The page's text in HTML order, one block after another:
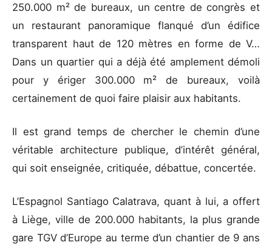
250.000 m² de bureaux, un centre de congrès et
un restaurant panoramique flanqué d’un édifice
transparent haut de 120 mètres en forme de V…
Dans un quartier qui a déjà été amplement démoli
pour y ériger 300.000 m² de bureaux, voilà
certainement de quoi faire plaisir aux habitants.
Il est grand temps de chercher le chemin d’une
véritable architecture publique, d’intérêt général,
qui soit enseignée, critiquée, débattue, concertée.
L’Espagnol Santiago Calatrava, quant à lui, a offert
à Liège, ville de 200.000 habitants, la plus grande
gare TGV d’Europe au terme d’un chantier de 9 ans